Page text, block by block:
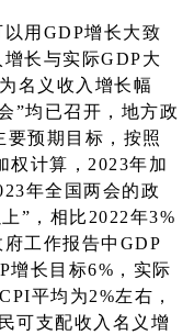
用GDP增长大致
长与实际GDP大
名义收入增长幅
”均已召开，地方政
要预期目标，按照
权计算，2023年加
年全国两会的政
”，相比2022年3%
工作报告中GDP
增长目标6%，实际
平均为2%左右，
可支配收入名义增